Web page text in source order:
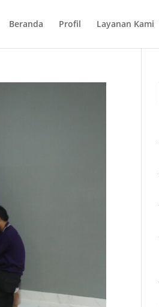
Beranda Profil Layanan Kami